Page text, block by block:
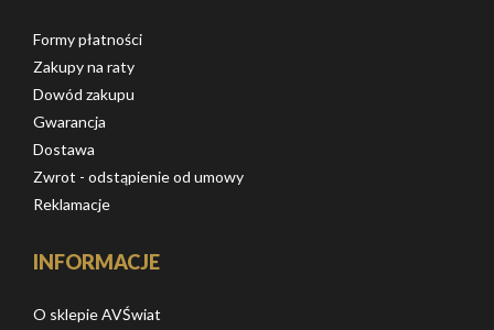
Formy płatności
Zakupy na raty
Dowód zakupu
Gwarancja
Dostawa
Zwrot - odstąpienie od umowy
Reklamacje
INFORMACJE
O sklepie AVŚwiat